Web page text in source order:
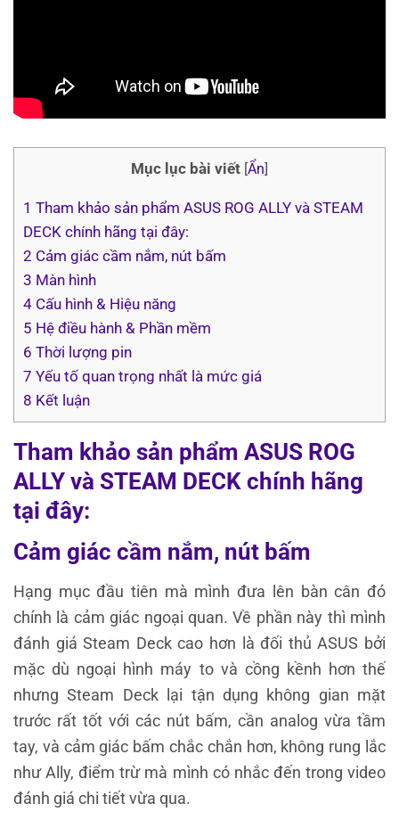
Mục lục bài viết [Ẩn]
1 Tham khảo sản phẩm ASUS ROG ALLY và STEAM
DECK chính hãng tại đây:
2 Cảm giác cầm nắm, nút bấm
3 Màn hình
4 Cấu hình & Hiệu năng
5 Hệ điều hành & Phần mềm
6 Thời lượng pin
7 Yếu tố quan trọng nhất là mức giá
8 Kết luận
Tham khảo sản phẩm ASUS ROG
ALLY và STEAM DECK chính hãng
tại đây:
Cảm giác cầm nắm, nút bấm
Hạng mục đầu tiên mà mình đưa lên bàn cân đó
chính là cảm giác ngoại quan. Về phần này thì mình
đánh giá Steam Deck cao hơn là đối thủ ASUS bởi
mặc dù ngoại hình máy to và cồng kềnh hơn thế
nhưng Steam Deck lại tận dụng không gian mặt
trước rất tốt với các nút bấm, cần analog vừa tầm
tay, và cảm giác bấm chắc chắn hơn, không rung lắc
như Ally, điểm trừ mà mình có nhắc đến trong video
đánh giá chi tiết vừa qua.